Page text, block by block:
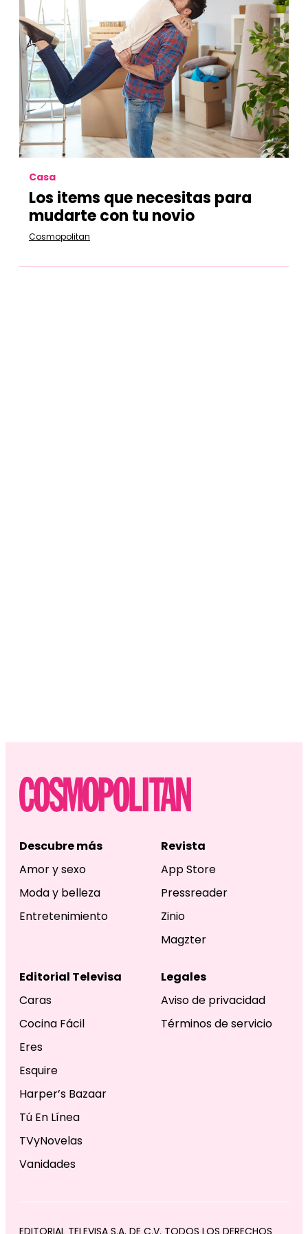
Casa
Los items que necesitas para
mudarte con tu novio
Cosmopolitan
Descubre más
Amor y sexo
Moda y belleza
Entretenimiento
Revista
App Store
Pressreader
Zinio
Magzter
Editorial Televisa
Caras
Cocina Fácil
Eres
Esquire
Harper’s Bazaar
Tú En Línea
TVyNovelas
Vanidades
Legales
Aviso de privacidad
Términos de servicio
EDITORIAL TELEVISA S.A. DE C.V. TODOS LOS DERECHOS